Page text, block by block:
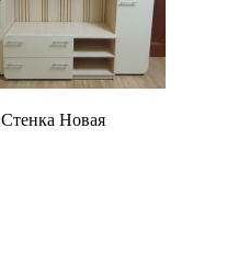
Стенка Новая